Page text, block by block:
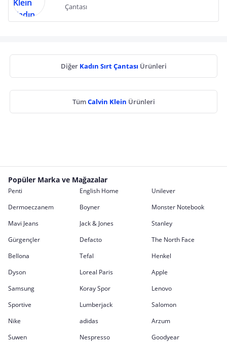
Çantası
Diğer Kadın Sırt Çantası Ürünleri
TümCalvin Klein Ürünleri
Popüler Marka ve Mağazalar
Penti English Home
Unilever
Dermoeczanem
Boyner
Monster Notebook
Mavi Jeans
Jack & Jones
Stanley
Gürgençler
Defacto
The North Face
Bellona
Tefal
Henkel
Dyson
Loreal Paris
Apple
Samsung
Koray Spor
Lenovo
Sportive
Lumberjack
Salomon
Nike
adidas
Arzum
Suwen
Nespresso Goodyear